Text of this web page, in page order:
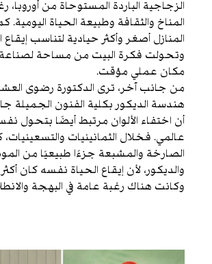
الزجاجية الباردة المستوحاة من أوروبا،
المناخ والثقافة وطبيعة الحياة
المنازل أصغر وأكثر حيادية لتناسب إيقاع
وتحولت فكرة البيت من مساحة لصناعة
مكان عملي مؤقت.
من جانب آخر، ترى الدكتورة رضوى
هندسة الديكور بكلية الفنون الجميلة
أن اختفاء الألوان مرتبط أيضًا بتحول
عالمي. فخلال الثمانينيات والتسعينيات،
الصارخة والمشبعة جزءًا طبيعيًا من
والديكور، لأن إيقاع الحياة نفسه كان أكثر
وكانت هناك رغبة عامة في البهجة